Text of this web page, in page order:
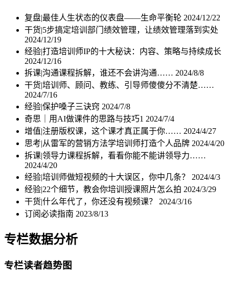
复盘|最佳人生状态的仪表盘——生命平衡轮 2024/12/22
干货|5步搞定培训部门绩效管理，让绩效管理落到实处
2024/12/19
经验|打造培训师IP的十大秘诀：内容、策略与持续成长
2024/12/16
拆课|沟通课程拆解，谁还不会讲沟通…… 2024/8/8
干货|培训师、顾问、教练、引导师傻傻分不清楚……
2024/7/16
经验|保护嗓子三诀窍 2024/7/8
奇思｜用AI做课件的思路与技巧1 2024/7/4
增值|注册版权课，这个课才真正属于你…… 2024/4/27
思考|从雷军的营销方法学培训师打造个人品牌 2024/4/20
拆课|领导力课程拆解，看看你能不能讲领导力……
2024/4/20
经验|培训师做短视频的十大误区，你中几条？ 2024/4/3
经验|22个细节，教会你培训授课照片怎么拍 2024/3/29
干货|什么年代了，你还没有视频课？ 2024/3/16
订阅必读指南 2023/8/13
专栏数据分析
专栏读者趋势图